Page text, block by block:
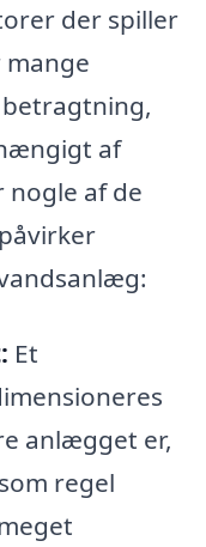
der spiller
betragtning,
af
nogle af de
Et
anlægget er,
regel